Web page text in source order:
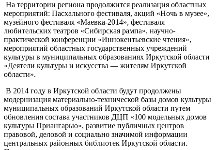
На территории региона продолжится реализация областных
мероприятий: Пасхального фестиваля, акций «Ночь в музее»,
музейного фестиваля «Маевка-2014», фестиваля
любительских театров «Сибирская рампа», научно-
практической конференции «Иннокентьевские чтения»,
мероприятий областных государственных учреждений
культуры в муниципальных образованиях Иркутской области
«Деятели культуры и искусства — жителям Иркутской
области».
В 2014 году в Иркутской области будут продолжены
модернизация материально-технической базы домов культуры
муниципальных образований Иркутской области путем
обновления состава участников ДЦП «100 модельных домов
культуры Приангарью», развитие публичных центров
правовой, деловой и социально значимой информации
центральных районных библиотек Иркутской области.